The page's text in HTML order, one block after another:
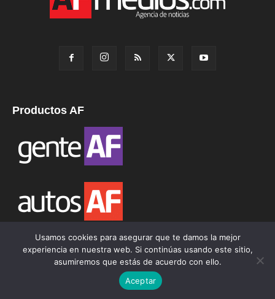
Productos AF
Usamos cookies para asegurar que te damos la mejor
experiencia en nuestra web. Si continúas usando este sitio,
asumiremos que estás de acuerdo con ello.
Aceptar